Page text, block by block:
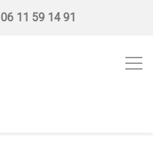
06 11 59 14 91